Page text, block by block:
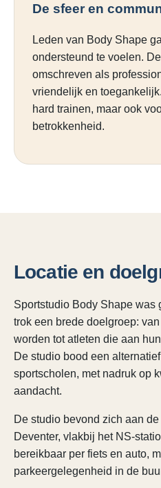
De sfeer en
Leden van Body Shape
ondersteund te voelen.
omschreven als
vriendelijk en
hard trainen, maar ook
betrokkenheid.
Locatie en
Sportstudio Body Shape was
trok een brede doelgroep:
worden tot atleten die aan
De studio bood een
sportscholen, met nadruk op
aandacht.
De studio bevond zich aan
Deventer, vlakbij het NS-
bereikbaar per fiets en auto,
parkeergelegenheid in de